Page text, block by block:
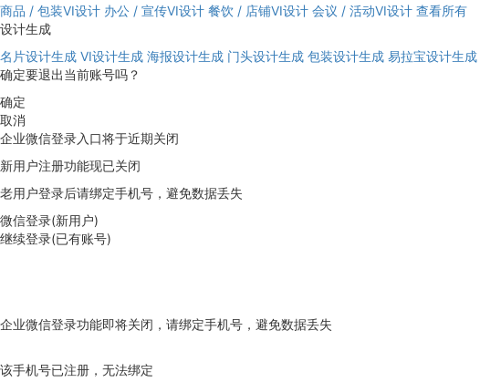
商品 / 包装VI设计 办公 / 宣传VI设计 餐饮 / 店铺VI设计 会议 / 活动VI设计 查看所有
设计生成
名片设计生成 VI设计生成 海报设计生成 门头设计生成 包装设计生成 易拉宝设计生成
确定要退出当前账号吗？
确定
取消
企业微信登录入口将于近期关闭
新用户注册功能现已关闭
老用户登录后请绑定手机号，避免数据丢失
微信登录(新用户)
继续登录(已有账号)
企业微信登录功能即将关闭，请绑定手机号，避免数据丢失
该手机号已注册，无法绑定